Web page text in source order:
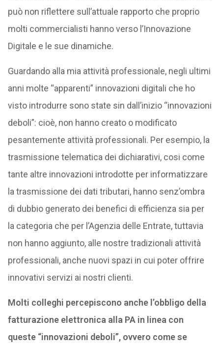
può non riflettere sull’attuale rapporto che proprio
molti commercialisti hanno verso l’Innovazione
Digitale e le sue dinamiche.
Guardando alla mia attività professionale, negli ultimi
anni molte “apparenti” innovazioni digitali che ho
visto introdurre sono state sin dall’inizio “innovazioni
deboli”: cioè, non hanno creato o modificato
pesantemente attività professionali. Per esempio, la
trasmissione telematica dei dichiarativi, cosi come
tante altre innovazioni introdotte per informatizzare
la trasmissione dei dati tributari, hanno senz’ombra
di dubbio generato dei benefici di efficienza sia per
la categoria che per l’Agenzia delle Entrate, tuttavia
non hanno aggiunto, alle nostre tradizionali attività
professionali, anche nuovi spazi in cui poter offrire
innovativi servizi ai nostri clienti.
Molti colleghi percepiscono anche l’obbligo della
fatturazione elettronica alla PA in linea con
queste “innovazioni deboli”, ovvero come se